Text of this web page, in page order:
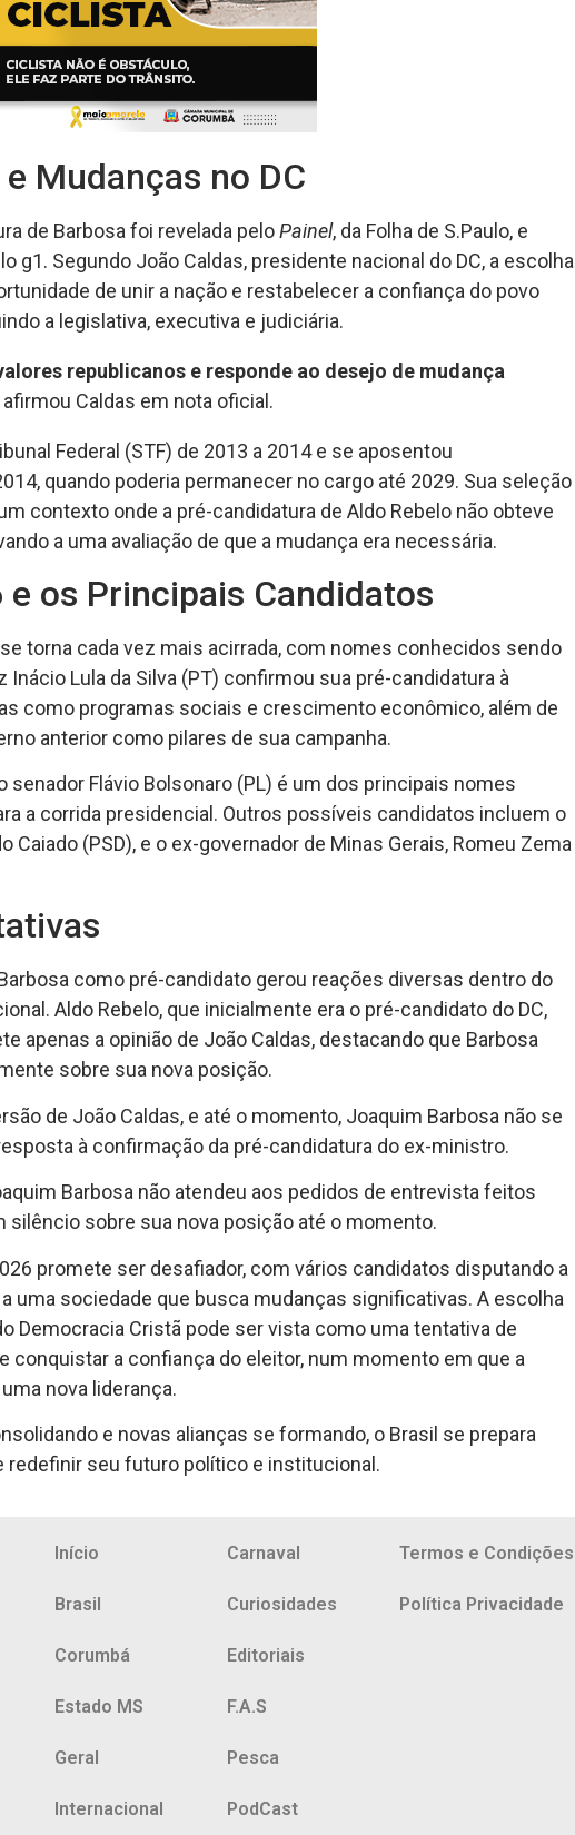
Mudanças no DC
de Barbosa foi revelada peloPainel, da Folha de S.Paulo, e
g1. Segundo João Caldas, presidente nacional do DC, a escolha
de unir a nação e restabelecer a confiança do povo
a legislativa, executiva e judiciária.
republicanos e responde ao desejo de mudança
afirmou Caldas em nota oficial.
Federal (STF) de 2013 a 2014 e se aposentou
quando poderia permanecer no cargo até 2029. Sua seleção
contexto onde a pré-candidatura de Aldo Rebelo não obteve
a uma avaliação de que a mudança era necessária.
os Principais Candidatos
torna cada vez mais acirrada, com nomes conhecidos sendo
Lula da Silva (PT) confirmou sua pré-candidatura à
como programas sociais e crescimento econômico, além de
anterior como pilares de sua campanha.
senador Flávio Bolsonaro (PL) é um dos principais nomes
a corrida presidencial. Outros possíveis candidatos incluem o
Caiado (PSD), e o ex-governador de Minas Gerais, Romeu Zema
como pré-candidato gerou reações diversas dentro do
Aldo Rebelo, que inicialmente era o pré-candidato do DC,
apenas a opinião de João Caldas, destacando que Barbosa
sobre sua nova posição.
de João Caldas, e até o momento, Joaquim Barbosa não se
à confirmação da pré-candidatura do ex-ministro.
Barbosa não atendeu aos pedidos de entrevista feitos
silêncio sobre sua nova posição até o momento.
promete ser desafiador, com vários candidatos disputando a
uma sociedade que busca mudanças significativas. A escolha
Democracia Cristã pode ser vista como uma tentativa de
conquistar a confiança do eleitor, num momento em que a
nova liderança.
e novas alianças se formando, o Brasil se prepara
redefinir seu futuro político e institucional.
Início
Brasil
Corumbá
Estado MS
Geral
Internacional
Carnaval
Curiosidades
Editoriais
F.A.S
Pesca
PodCast
Termos e Condições
Política Privacidade